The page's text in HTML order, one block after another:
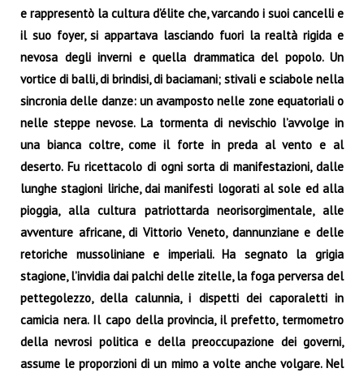
e rappresentò la cultura d’élite che, varcando i suoi cancelli e
il suo foyer, si appartava lasciando fuori la realtà rigida e
nevosa degli inverni e quella drammatica del popolo. Un
vortice di balli, di brindisi, di baciamani; stivali e sciabole nella
sincronia delle danze: un avamposto nelle zone equatoriali o
nelle steppe nevose. La tormenta di nevischio l’avvolge in
una bianca coltre, come il forte in preda al vento e al
deserto. Fu ricettacolo di ogni sorta di manifestazioni, dalle
lunghe stagioni liriche, dai manifesti logorati al sole ed alla
pioggia, alla cultura patriottarda neorisorgimentale, alle
avventure africane, di Vittorio Veneto, dannunziane e delle
retoriche mussoliniane e imperiali. Ha segnato la grigia
stagione, l’invidia dai palchi delle zitelle, la foga perversa del
pettegolezzo, della calunnia, i dispetti dei caporaletti in
camicia nera. Il capo della provincia, il prefetto, termometro
della nevrosi politica e della preoccupazione dei governi,
assume le proporzioni di un mimo a volte anche volgare. Nel